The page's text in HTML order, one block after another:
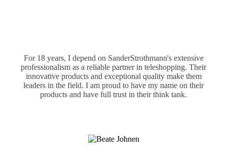
For 18 years, I depend on SanderStrothmann's extensive
professionalism as a reliable partner in teleshopping. Their
innovative products and exceptional quality make them
leaders in the field. I am proud to have my name on their
products and have full trust in their think tank.